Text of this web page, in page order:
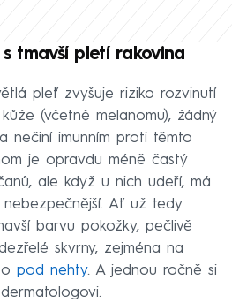
s tmavší pletí rakovina
pleť zvyšuje riziko rozvinutí
(včetně melanomu), žádný
nečiní imunním proti těmto
je opravdu méně častý
ale když u nich udeří, má
Ať už tedy
barvu pokožky, pečlivě
skvrny, zejména na
pod nehty. A jednou ročně si